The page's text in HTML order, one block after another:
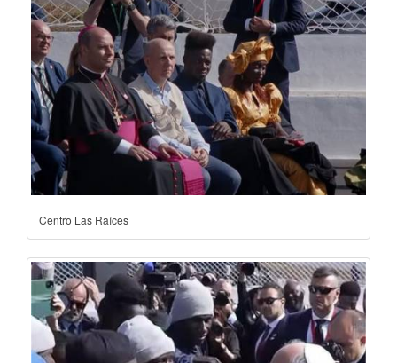
Centro Las Raíces